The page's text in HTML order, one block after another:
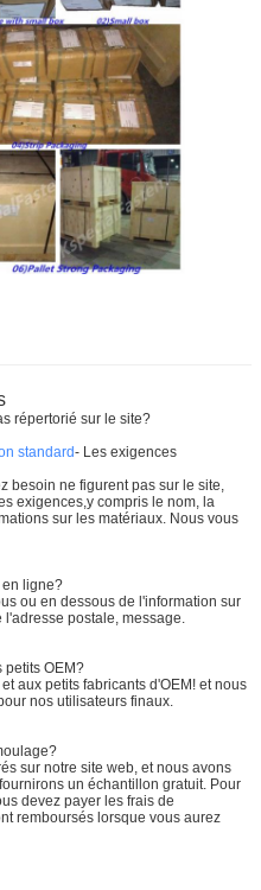
répertorié sur le site?
standard- Les exigences
besoin ne figurent pas sur le site,
exigences,y compris le nom, la
sur les matériaux. Nous vous
ligne?
ou en dessous de l'information sur
postale, message.
petits OEM?
aux petits fabricants d'OEM! et nous
nos utilisateurs finaux.
sur notre site web, et nous avons
un échantillon gratuit. Pour
devez payer les frais de
remboursés lorsque vous aurez